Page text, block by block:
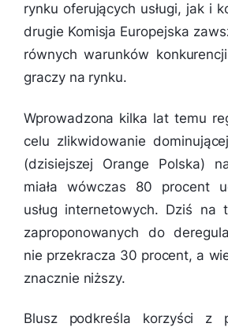
rynku oferujących usługi, jak i
drugie Komisja Europejska
równych warunków
graczy na rynku.
Wprowadzona kilka lat temu
celu zlikwidowanie
(dzisiejszej Orange Polska)
miała wówczas 80 procent
usług internetowych. Dziś na
zaproponowanych do
nie przekracza 30 procent, a
znacznie niższy.
Blusz podkreśla korzyści z